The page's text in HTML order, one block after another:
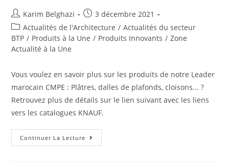
Karim Belghazi
3 décembre 2021
Actualités de l'Architecture / Actualités du secteur
BTP / Produits à la Une / Produits Innovants / Zone
Actualité à la Une
Vous voulez en savoir plus sur les produits de notre Leader
marocain CMPE : Plâtres, dalles de plafonds, cloisons... ?
Retrouvez plus de détails sur le lien suivant avec les liens
vers les catalogues KNAUF.
Continuer La Lecture